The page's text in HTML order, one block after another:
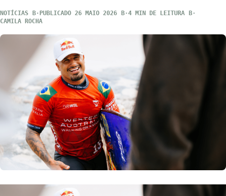
NOTÍCIAS PUBLICADO 26 MAIO 2026
4 MIN DE LEITURA
CAMILA ROCHA